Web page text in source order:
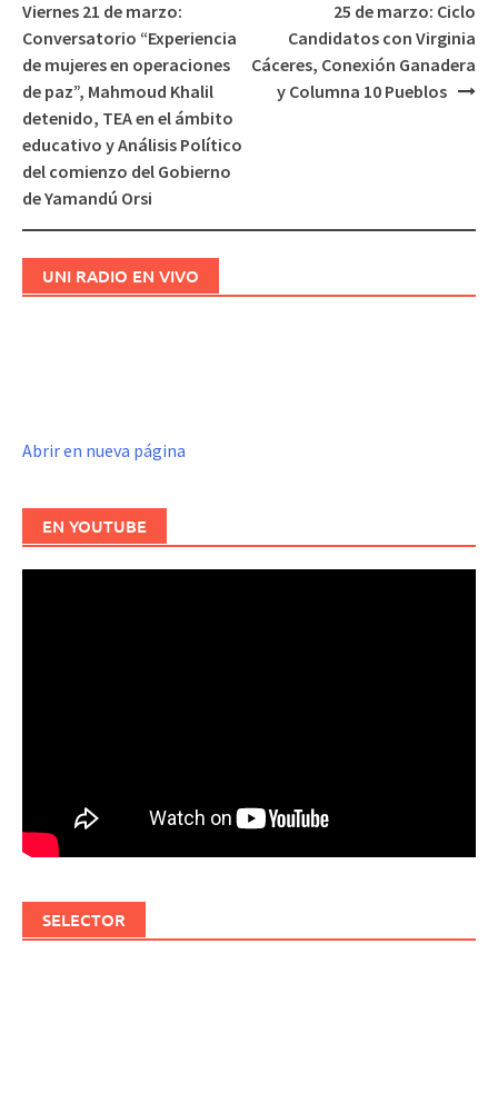
de
entradas
Viernes 21 de marzo:
Conversatorio “Experiencia
de mujeres en operaciones
de paz”, Mahmoud Khalil
detenido, TEA en el ámbito
educativo y Análisis Político
del comienzo del Gobierno
de Yamandú Orsi
25 de marzo: Ciclo
Candidatos con Virginia
Cáceres, Conexión Ganadera
y Columna 10 Pueblos
UNI RADIO EN VIVO
Abrir en nueva página
EN YOUTUBE
SELECTOR